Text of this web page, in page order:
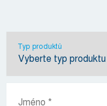
Typ produktů